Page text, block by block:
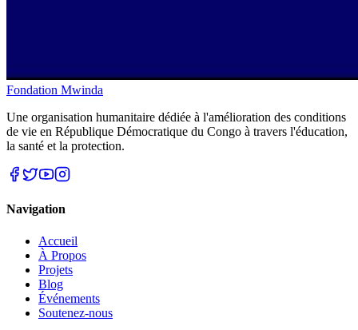
Fondation Mwinda
Une organisation humanitaire dédiée à l'amélioration des conditions
de vie en République Démocratique du Congo à travers l'éducation,
la santé et la protection.
Navigation
Accueil
À Propos
Projets
Blog
Événements
Soutenez-nous